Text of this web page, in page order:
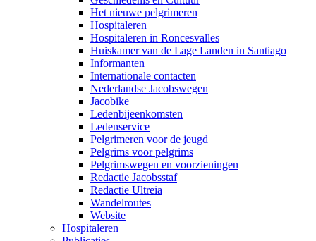
Het nieuwe pelgrimeren
Hospitaleren
Hospitaleren in Roncesvalles
Huiskamer van de Lage Landen in Santiago
Informanten
Internationale contacten
Nederlandse Jacobswegen
Jacobike
Ledenbijeenkomsten
Ledenservice
Pelgrimeren voor de jeugd
Pelgrims voor pelgrims
Pelgrimswegen en voorzieningen
Redactie Jacobsstaf
Redactie Ultreia
Wandelroutes
Website
Hospitaleren